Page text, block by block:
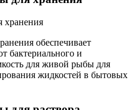
обеспечивает
бактериального и
для живой рыбы для
жидкостей в бытовых